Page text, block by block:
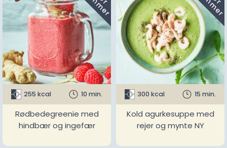
255 kcal 10 min.
Rødbedegreenie med
hindbær og ingefær
300 kcal 15 min.
Kold agurkesuppe med
rejer og mynte NY